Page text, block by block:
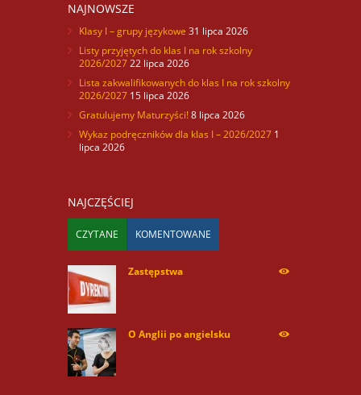
NAJNOWSZE
Klasy I – grupy językowe 31 lipca 2026
Listy przyjętych do klas I na rok szkolny
2026/202722 lipca 2026
Lista zakwalifikowanych do klas I na rok szkolny
2026/2027 15 lipca 2026
Gratulujemy Maturzyści!8 lipca 2026
Wykaz podręczników dla klas I – 2026/2027 1
lipca 2026
NAJCZĘŚCIEJ
CZYTANE KOMENTOWANE
Zastępstwa
O Anglii po angielsku